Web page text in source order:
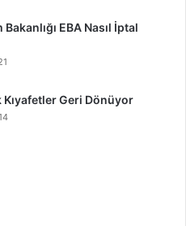
EBA Nasıl İptal
Kıyafetler Geri Dönüyor